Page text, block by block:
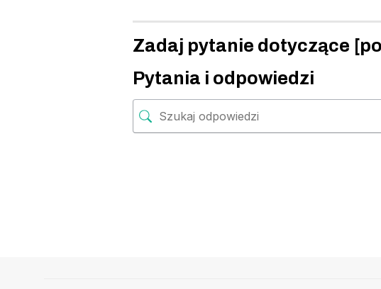
Zadaj pytanie dotyczące
Pytania i odpowiedzi